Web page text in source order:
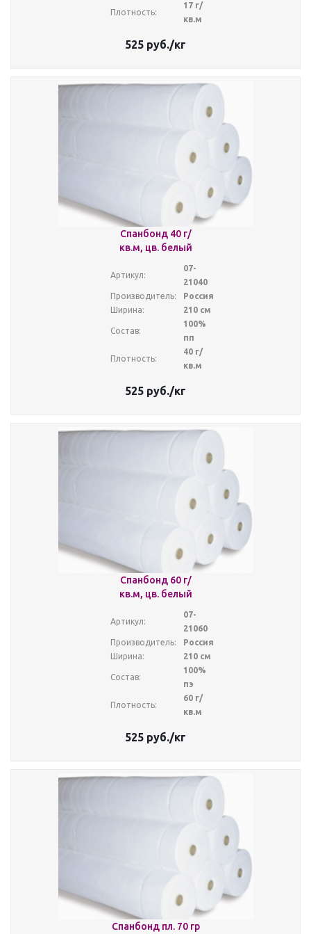
Плотность:
17 г/
кв.м
525 руб./кг
Спанбонд 40 г/
кв.м, цв. белый
Артикул:
07-
21040
Производитель:
Россия
Ширина:
210 см
Состав:
100%
пп
Плотность:
40 г/
кв.м
525 руб./кг
Спанбонд 60 г/
кв.м, цв. белый
Артикул:
07-
21060
Производитель:
Россия
Ширина:
210 см
Состав:
100%
пэ
Плотность:
60 г/
кв.м
525 руб./кг
Спанбонд пл. 70 гр